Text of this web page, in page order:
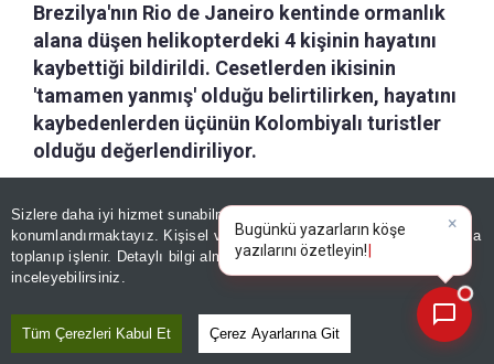
Sizlere daha iyi hizmet sunabilmek adına sitemizde
konumlandırmaktayız. Kişisel verileriniz, KVKK ve GDPR kapsamında
toplanıp işlenir. Detaylı bilgi almak içinAydınlatma Metnimizi
inceleyebilirsiniz.
Tüm Çerezleri Kabul Et Çerez Ayarlarına Git
Brezilya'nın Rio de Janeiro kentinde ormanlık
alana düşen helikopterdeki 4 kişinin hayatını
kaybettiği bildirildi. Cesetlerden ikisinin
'tamamen yanmış' olduğu belirtilirken, hayatını
kaybedenlerden üçünün Kolombiyalı turistler
olduğu değerlendiriliyor.
Özetle Dinle
Brezilya'nın Rio de Janeiro kentinde ormanlık
alana düşen helikopterdeki 4 kişi hayatını
kaybetti. Yerel itfaiye teşkilatı, hayatını
×
Bugünkü yazarların köşe
yazılarını özet|